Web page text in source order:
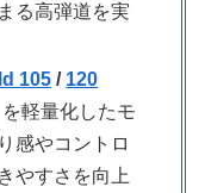
る高弾道を実
105 / 120
軽量化したモ
感やコントロ
やすさを向上